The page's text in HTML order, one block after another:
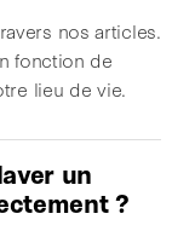
nos articles.
fonction de
lieu de vie.
un
?